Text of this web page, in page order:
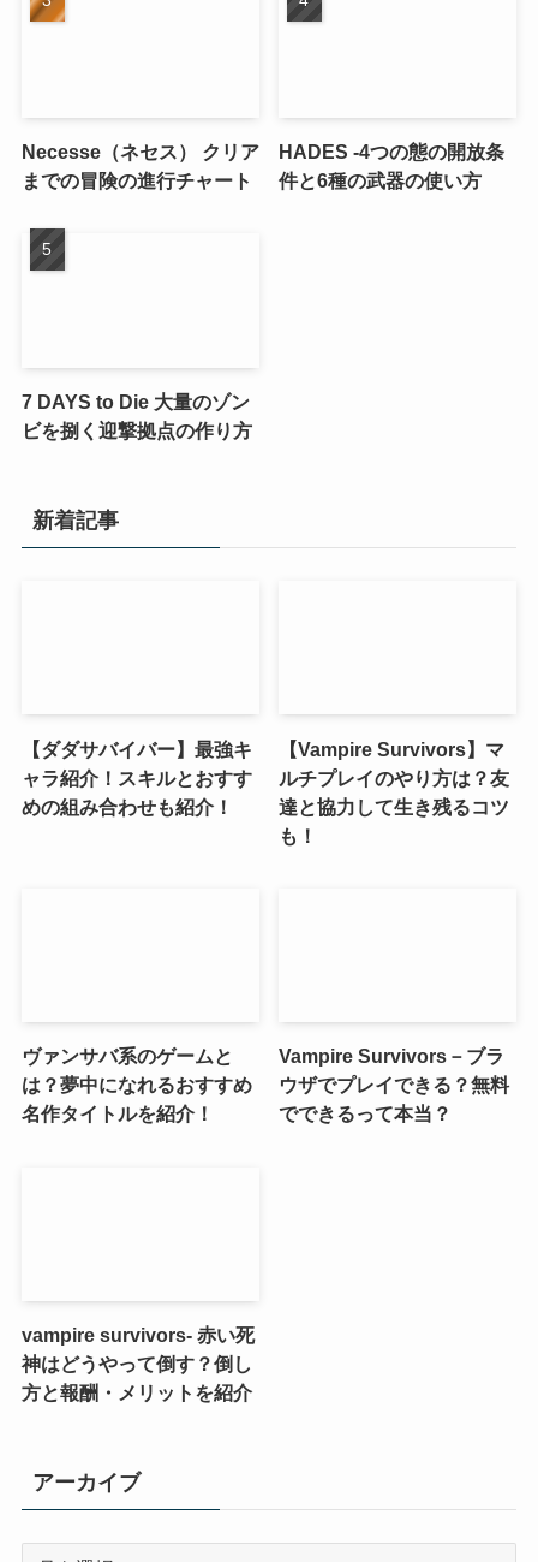
Necesse（ネセス） クリア
までの冒険の進行チャート
HADES -4つの態の開放条
件と6種の武器の使い方
7 DAYS to Die 大量のゾン
ビを捌く迎撃拠点の作り方
新着記事
【ダダサバイバー】最強キ
ャラ紹介！スキルとおすす
めの組み合わせも紹介！
【Vampire Survivors】マ
ルチプレイのやり方は？友
達と協力して生き残るコツ
も！
ヴァンサバ系のゲームと
は？夢中になれるおすすめ
名作タイトルを紹介！
Vampire Survivors－ブラ
ウザでプレイできる？無料
でできるって本当？
vampire survivors- 赤い死
神はどうやって倒す？倒し
方と報酬・メリットを紹介
アーカイブ